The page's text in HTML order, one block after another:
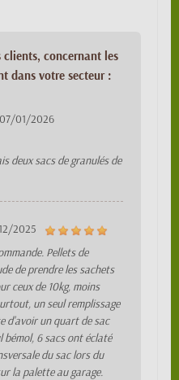
concernant les
dans votre secteur :
07/01/2026
deux sacs de granulés de
2025
Pellets de
de prendre les sachets
ceux de 10kg, moins
un seul remplissage
d'avoir un quart de sac
bémol, 6 sacs ont éclaté
du sac lors du
la palette au garage.